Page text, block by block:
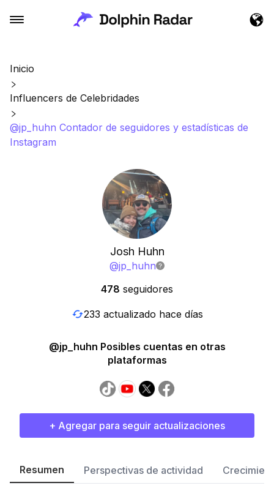
Inicio
Influencers de Celebridades
@jp_huhn Contador de seguidores y estadísticas de
Instagram
Josh Huhn
@jp_huhn
478 seguidores
233 actualizado hace días
@jp_huhn Posibles cuentas en otras
plataformas
+ Agregar para seguir actualizaciones
Resumen Perspectivas de actividad